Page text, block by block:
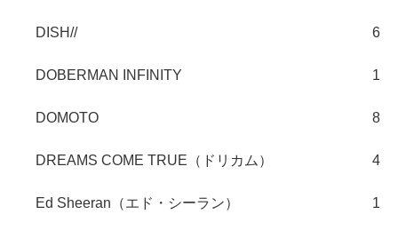
DISH// 6
DOBERMAN INFINITY 1
DOMOTO 8
DREAMS COME TRUE（ドリカム） 4
Ed Sheeran（エド・シーラン） 1